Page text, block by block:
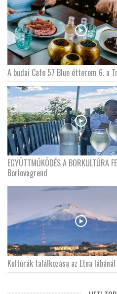
A budai Cafe 57 Blue étterem 6. a
EGYÜTTMŰKÖDÉS A BORKULTÚRA
Borlovagrend
Kultúrák találkozása az Etna lábánál